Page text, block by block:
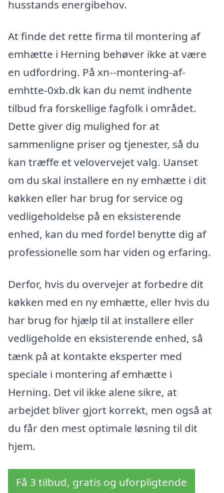
husstands energibehov.
At finde det rette firma til montering af
emhætte i Herning behøver ikke at være
en udfordring. På xn--montering-af-
emhtte-0xb.dk kan du nemt indhente
tilbud fra forskellige fagfolk i området.
Dette giver dig mulighed for at
sammenligne priser og tjenester, så du
kan træffe et velovervejet valg. Uanset
om du skal installere en ny emhætte i dit
køkken eller har brug for service og
vedligeholdelse på en eksisterende
enhed, kan du med fordel benytte dig af
professionelle som har viden og erfaring.
Derfor, hvis du overvejer at forbedre dit
køkken med en ny emhætte, eller hvis du
har brug for hjælp til at installere eller
vedligeholde en eksisterende enhed, så
tænk på at kontakte eksperter med
speciale i montering af emhætte i
Herning. Det vil ikke alene sikre, at
arbejdet bliver gjort korrekt, men også at
du får den mest optimale løsning til dit
hjem.
Få 3 tilbud, gratis og uforpligtende